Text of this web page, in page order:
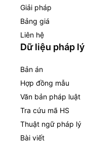
Giải pháp
Bảng giá
Liên hệ
Dữ liệu pháp lý
Bản án
Hợp đồng mẫu
Văn bản pháp luật
Tra cứu mã HS
Thuật ngữ pháp lý
Bài viết